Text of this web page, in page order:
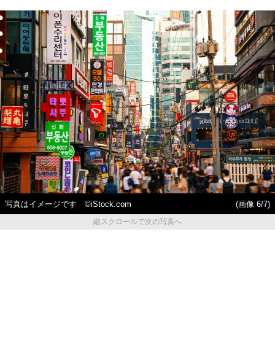
写真はイメージです ©iStock.com
(画像 6/7)
縦スクロールで次の写真へ